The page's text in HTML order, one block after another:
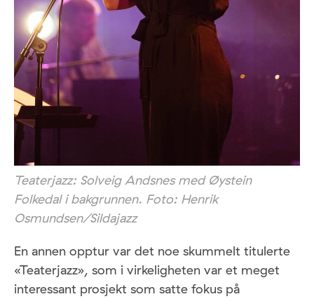
Teaterjazz: Solveig Andsnes med Øystein
Folkedal i bakgrunnen. Foto: Henrik
Osmundsen/Sildajazz
En annen opptur var det noe skummelt titulerte
«Teaterjazz», som i virkeligheten var et meget
interessant prosjekt som satte fokus på